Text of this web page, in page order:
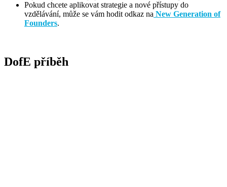
Pokud chcete aplikovat strategie a nové přístupy do
vzdělávání, může se vám hodit odkaz na New Generation of
Founders.
DofE příběh